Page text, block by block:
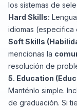
los sistemas de
Hard Skills:
idiomas (especifica
Soft Skills
mencionas la
resolución de
5. Education
Manténlo simple.
de graduación. Si